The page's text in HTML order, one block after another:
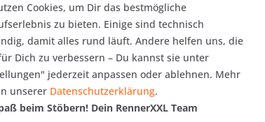
die Abmessungen mit dieser Tabelle
Brustweite (C) Bundweite
61 cm 58 cm
Cookies, um Dir das bestmögliche
zu bieten. Einige sind technisch
damit alles rund läuft. Andere helfen uns, die
Dich zu verbessern – Du kannst sie unter
jederzeit anpassen oder ablehnen. Mehr
unserer Datenschutzerklärung.
beim Stöbern! Dein RennerXXL Team